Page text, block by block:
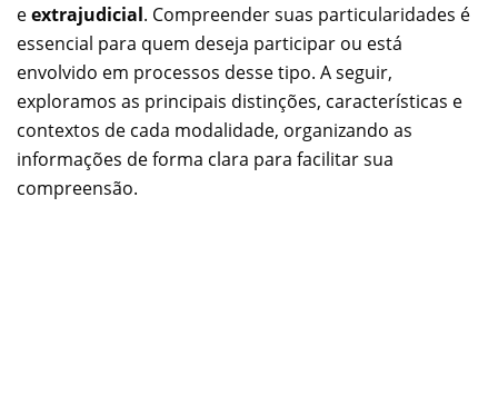
eextrajudicial. Compreender suas particularidades é
essencial para quem deseja participar ou está
envolvido em processos desse tipo. A seguir,
exploramos as principais distinções, características e
contextos de cada modalidade, organizando as
informações de forma clara para facilitar sua
compreensão.